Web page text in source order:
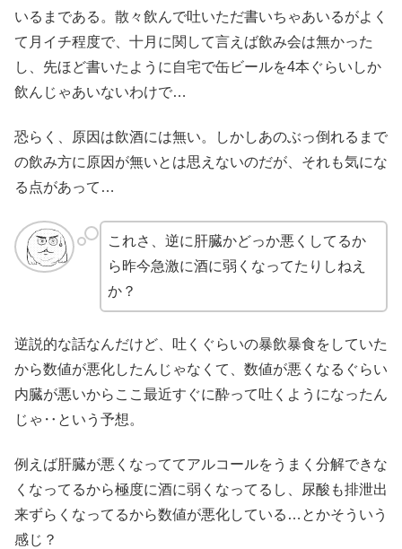
いるまである。散々飲んで吐いただ書いちゃあいるがよく
て月イチ程度で、十月に関して言えば飲み会は無かった
し、先ほど書いたように自宅で缶ビールを4本ぐらいしか
飲んじゃあいないわけで…
恐らく、原因は飲酒には無い。しかしあのぶっ倒れるまで
の飲み方に原因が無いとは思えないのだが、それも気にな
る点があって…
これさ、逆に肝臓かどっか悪くしてるか
ら昨今急激に酒に弱くなってたりしねえ
か？
逆説的な話なんだけど、吐くぐらいの暴飲暴食をしていた
から数値が悪化したんじゃなくて、数値が悪くなるぐらい
内臓が悪いからここ最近すぐに酔って吐くようになったん
じゃ‥という予想。
例えば肝臓が悪くなっててアルコールをうまく分解できな
くなってるから極度に酒に弱くなってるし、尿酸も排泄出
来ずらくなってるから数値が悪化している…とかそういう
感じ？